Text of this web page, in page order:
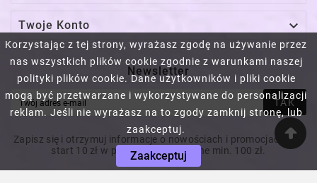
Korzystając z tej strony, wyrażasz zgodę na używanie przez
nas wszystkich plików cookie zgodnie z warunkami naszej
polityki plików cookie. Dane użytkowników i pliki cookie
mogą być przetwarzane i wykorzystywane do personalizacji
reklam. Jeśli nie wyrażasz na to zgody zamknij stronę, lub
zaakceptuj.
Zaakceptuj
Twoje Konto 
Newsletter
TAK
Zapisz się i otrzymuj informacje o nowościach i promocjach! Na
start 10 zł w prezencie! Za wydane min. 100 zł.